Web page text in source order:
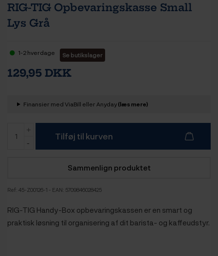
RIG-TIG Opbevaringskasse Small
Lys Grå
1-2 hverdage Se butikslager
129,95 DKK
Finansier med ViaBill eller Anyday(læs mere)
Tilføj til kurven
Sammenlign produktet
Ref: 45-Z00126-1 - EAN: 5709846028425
RIG-TIG Handy-Box opbevaringskassen er en smart og
praktisk løsning til organisering af dit barista- og kaffeudstyr.